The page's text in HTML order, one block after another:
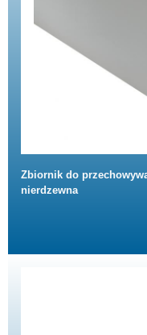
Zbiornik do
nierdzewna